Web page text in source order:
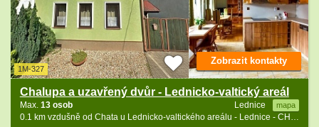
1M-327
Chalupa a uzavřený dvůr - Lednicko-valtický areál
Lednice mapa
Max. 13 osob
0.1 km vzdušně od Chata u Lednicko-valtického areálu - Lednice - CHKO Soutok
Zobrazit kontakty